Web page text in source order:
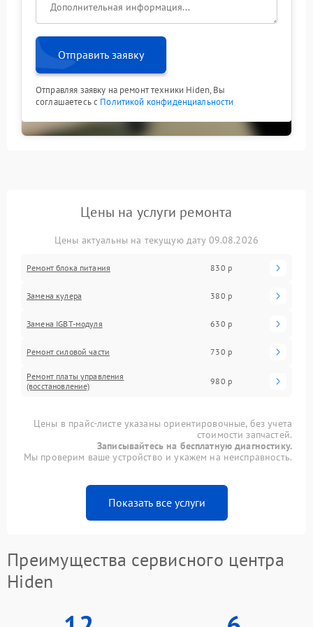
Отправить заявку
Отправляя заявку на ремонт техники Hiden, Вы
соглашаетесь с Политикой конфиденциальности
Цены на услуги ремонта
Цены актуальны на текущую дату 09.08.2026
Ремонт блока питания 830 р
Замена кулера 380 р
Замена IGBT-модуля 630 р
Ремонт силовой части 730 р
Ремонт платы управления
(восстановление)
980 р
Цены в прайс-листе указаны ориентировочные, без учета
стоимости запчастей.
Записывайтесь на бесплатную диагностику.
Мы проверим ваше устройство и укажем на неисправность.
Показать все услуги
Преимущества сервисного центра
Hiden